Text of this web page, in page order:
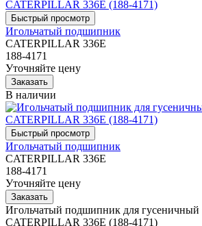
Игольчатый подшипник
CATERPILLAR 336E
188-4171
Уточняйте цену
В наличии
Игольчатый подшипник
CATERPILLAR 336E
188-4171
Уточняйте цену
Игольчатый подшипник для гусеничный
CATERPILLAR 336E (188-4171)